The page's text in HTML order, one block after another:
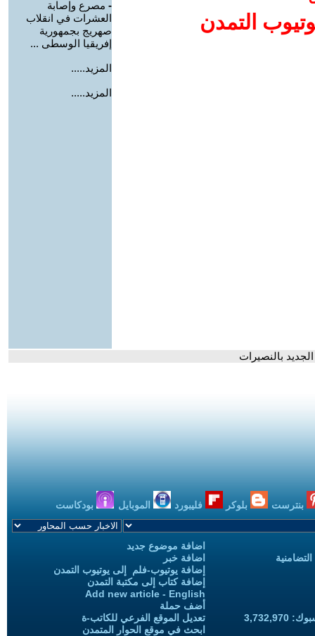
التمدن
- مصرع وإصابة
العشرات في انقلاب
صهريج بجمهورية
إفريقيا الوسطى ...
المزيد.....
المزيد.....
بنترست بلوكر فليبورد الموبايل بودكاست
اضافة موضوع جديد
اضافة خبر
إضافة يوتيوب-فلم إلى يوتيوب التمدن
إضافة كتاب إلى مكتبة التمدن
Add new article - English
أضف حملة
تعديل الموقع الفرعي للكاتب-ة
ابحث في موقع الحوار المتمدن